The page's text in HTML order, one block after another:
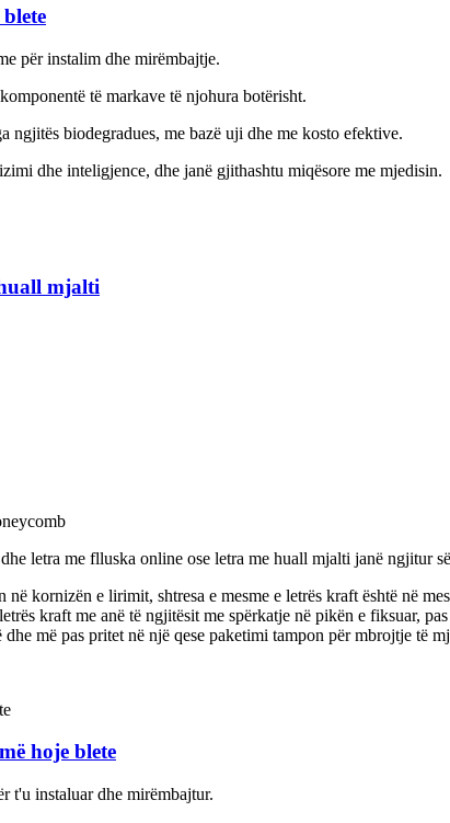
për instalim dhe mirëmbajtje.
të markave të njohura botërisht.
ngjitës biodegradues, me bazë uji dhe me kosto efektive.
dhe inteligjence, dhe janë gjithashtu miqësore me mjedisin.
mjalti
letra me flluska online ose letra me huall mjalti janë ngjitur
kornizën e lirimit, shtresa e mesme e letrës kraft është në
kraft me anë të ngjitësit me spërkatje në pikën e fiksuar,
më pas pritet në një qese paketimi tampon për mbrojtje të
hoje blete
t'u instaluar dhe mirëmbajtur.